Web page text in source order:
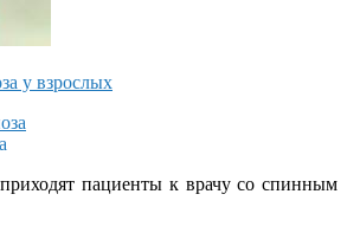
у взрослых
пациенты к врачу со спинным